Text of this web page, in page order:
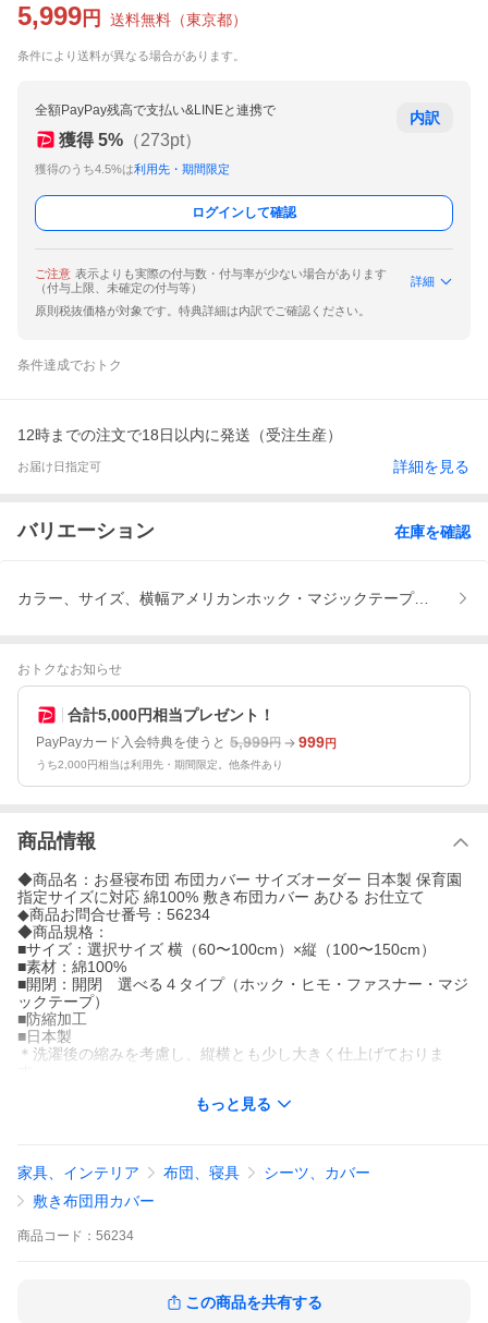
5,999 円 送料無料 （東京都）
条件により送料が異なる場合があります。
全額PayPay残高で支払い&LINEと連携で
獲得 5% （273pt）
獲得のうち4.5%は利用先・期間限定
内訳
ログインして確認
ご注意 表示よりも実際の付与数・付与率が少ない場合があります
（付与上限、未確定の付与等）
詳細
原則税抜価格が対象です。特典詳細は内訳でご確認ください。
条件達成でおトク
12時までの注文で18日以内に発送（受注生産）
お届け日指定可 詳細を見る
バリエーション 在庫を確認
カラー、サイズ、横幅アメリカンホック・マジックテープは90cm
おトクなお知らせ
合計5,000円相当プレゼント！
PayPayカード入会特典を使うと 5,999円 999円
うち2,000円相当は利用先・期間限定。他条件あり
商品情報
◆商品名：お昼寝布団 布団カバー サイズオーダー 日本製 保育園
指定サイズに対応 綿100% 敷き布団カバー あひる お仕立て
◆商品お問合せ番号：56234
◆商品規格：
■サイズ：選択サイズ 横（60〜100cm）×縦（100〜150cm）
■素材：綿100%
■開閉：開閉 選べる４タイプ（ホック・ヒモ・ファスナー・マジ
ックテープ）
■防縮加工
■日本製
＊洗濯後の縮みを考慮し、縦横とも少し大きく仕上げておりま
となる為許容範囲がございます。ご了承下さい。
◆在庫状況
お仕立て[約12日後]出荷可
◆入荷待ちについて
荷後の発送となります。
在庫状況につきましては、上記をご覧ください。
もっと見る
家具、インテリア 布団、寝具
シーツ、カバー
敷き布団用カバー
商品 コード： 56234
この商品を共有する